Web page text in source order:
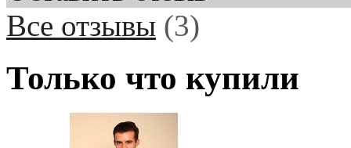
Все отзывы (3)
Только что купили